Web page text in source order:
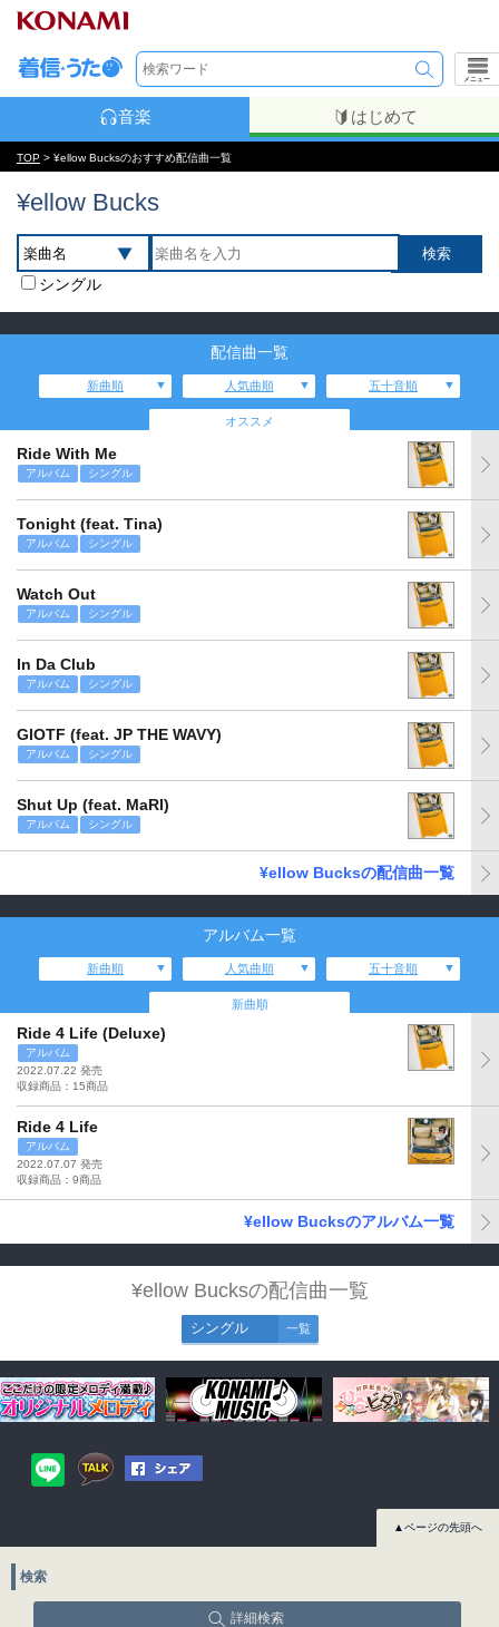
メニュー
音楽 はじめて
TOP > ¥ellow Bucksのおすすめ配信曲一覧
¥ellow Bucks
シングル
配信曲一覧
新曲順 人気曲順 五十音順
オススメ
Ride With Me
アルバム シングル
Tonight (feat. Tina)
アルバム シングル
Watch Out
アルバム シングル
In Da Club
アルバム シングル
GIOTF (feat. JP THE WAVY)
アルバム シングル
Shut Up (feat. MaRI)
アルバム シングル
¥ellow Bucksの配信曲一覧
アルバム一覧
新曲順 人気曲順 五十音順
新曲順
Ride 4 Life (Deluxe)
アルバム
2022.07.22 発売
収録商品：15商品
Ride 4 Life
アルバム
2022.07.07 発売
収録商品：9商品
¥ellow Bucksのアルバム一覧
¥ellow Bucksの配信曲一覧
シングル 一覧
▲ページの先頭へ
検索
詳細検索